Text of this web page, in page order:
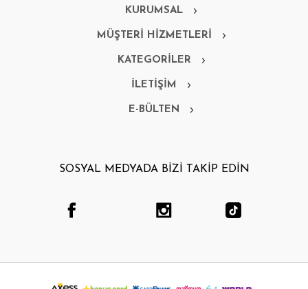
KURUMSAL
MÜŞTERİ HİZMETLERİ
KATEGORİLER
İLETİŞİM
E-BÜLTEN
SOSYAL MEDYADA BİZİ TAKİP EDİN